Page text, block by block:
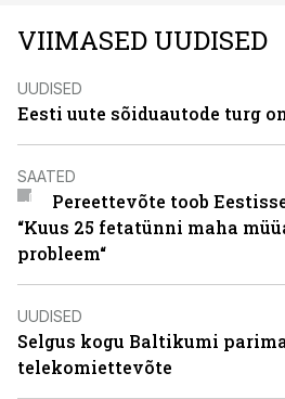
VIIMASED UUDISED
UUDISED
Eesti uute sõiduautode turg
SAATED
Pereettevõte toob
“Kuus 25 fetatünni maha
probleem“
UUDISED
Selgus kogu Baltikumi
telekomiettevõte